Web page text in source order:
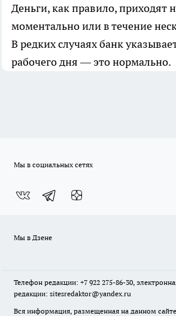
Деньги, как правило, приходят
моментально или в течение
В редких случаях банк
рабочего дня — это нормально.
Мы в социальных сетях
Мы в Дзене
Телефон редакции: +7 922 275-86-30,
редакции: sitesredaktor@yandex.ru
Вся информация, размещенная на данном